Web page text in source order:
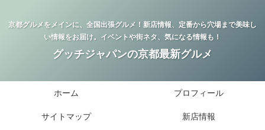
京都グルメをメインに、全国出張グルメ！新店情報、定番から穴場まで美味し
い情報をお届け。イベントや街ネタ、気になる情報も！
グッチジャパンの京都最新グルメ
ホーム プロフィール
サイトマップ 新店情報